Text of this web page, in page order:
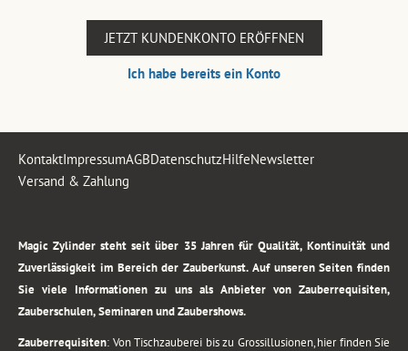
JETZT KUNDENKONTO ERÖFFNEN
Ich habe bereits ein Konto
KontaktImpressumAGBDatenschutzHilfeNewsletter
Versand & Zahlung
Magic Zylinder steht seit über 35 Jahren für Qualität, Kontinuität und
Zuverlässigkeit im Bereich der Zauberkunst. Auf unseren Seiten finden
Sie viele Informationen zu uns als Anbieter von Zauberrequisiten,
Zauberschulen, Seminaren und Zaubershows.
Zauberrequisiten: Von Tischzauberei bis zu Grossillusionen, hier finden Sie